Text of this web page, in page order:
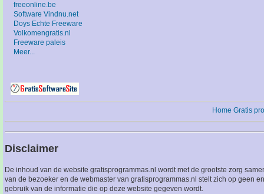
freeonline.be
Software Vindnu.net
Doys Echte Freeware
Volkomengratis.nl
Freeware paleis
Meer...
Home Gratis
Disclaimer
De inhoud van de website gratisprogrammas.nl wordt met de grootste zorg
van de bezoeker en de webmaster van gratisprogrammas.nl stelt zich op geen
gebruik van de informatie die op deze website gegeven wordt.